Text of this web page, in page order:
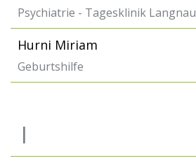
Psychiatrie - Tagesklinik Langnau
Hurni Miriam
Geburtshilfe
I